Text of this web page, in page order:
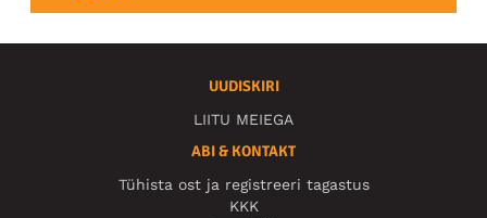
UUDISKIRI
LIITU MEIEGA
ABI & KONTAKT
Tühista ost ja registreeri tagastus
KKK